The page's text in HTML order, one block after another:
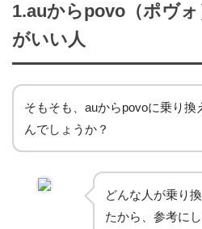
1.auからpovo（ポヴ
がいい人
そもそも、auからpovoに乗り換
んでしょうか？
どんな人が乗り
たから、参考にし